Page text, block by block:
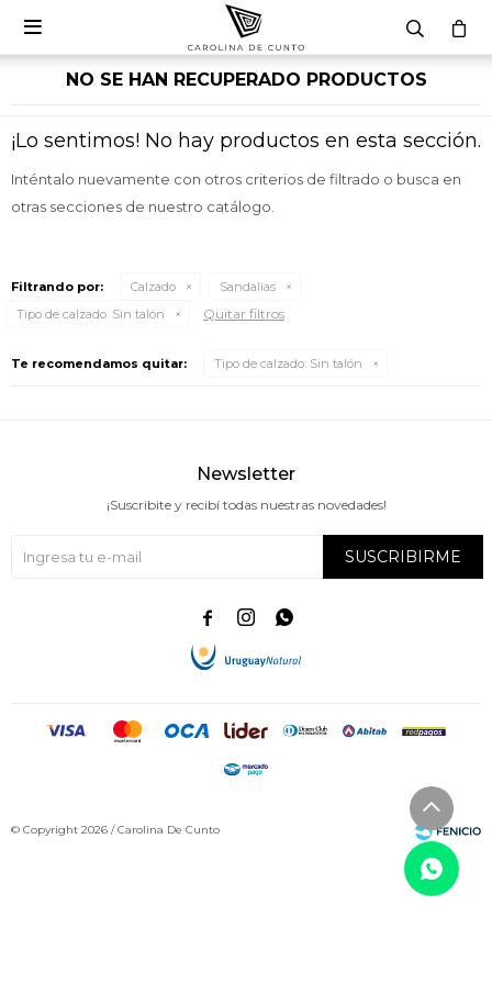

NO SE HAN RECUPERADO PRODUCTOS
¡Lo sentimos! No hay productos en esta sección.
Inténtalo nuevamente con otros criterios de filtrado o busca en
otras secciones de nuestro catálogo.
Filtrando por: Calzado
Sandalias
Tipo de calzado: Sin talón Quitar filtros
Te recomendamos quitar: Tipo de calzado: Sin talón
Newsletter
¡Suscribite y recibí todas nuestras novedades!
SUSCRIBIRME
  
© Copyright 2026 / Carolina De Cunto